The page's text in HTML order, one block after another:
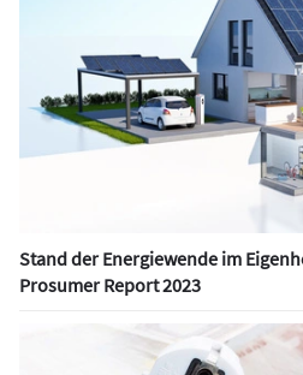
Stand der Energiewende im
Prosumer Report 2023